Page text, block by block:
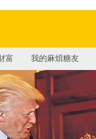
富 我的麻煩糖友